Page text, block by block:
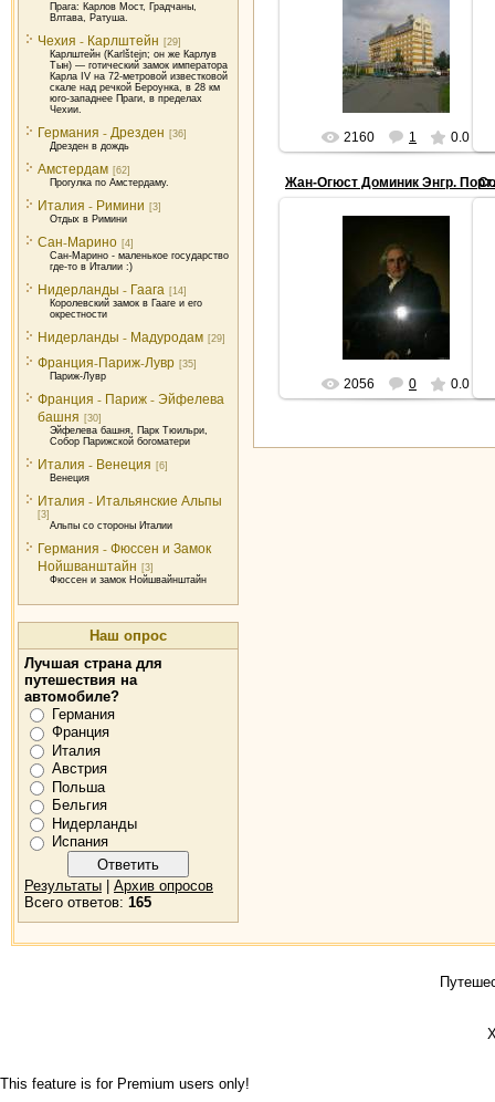
Прага: Карлов Мост, Градчаны,
Влтава, Ратуша.
Чехия - Карлштейн [29]
Карлштейн (Karlštejn; он же Карлув
Тын) — готический замок императора
Карла IV на 72-метровой известковой
скале над речкой Бероунка, в 28 км
юго-западнее Праги, в пределах
Чехии.
Германия - Дрезден [36]
Дрезден в дождь
Амстердам [62]
Прогулка по Амстердаму.
Италия - Римини [3]
Отдых в Римини
Сан-Марино [4]
Сан-Марино - маленькое государство
где-то в Италии :)
Нидерланды - Гаага [14]
Королевский замок в Гааге и его
окрестности
Нидерланды - Мадуродам [29]
Франция-Париж-Лувр [35]
Париж-Лувр
Франция - Париж - Эйфелева
башня [30]
Эйфелева башня, Парк Тюильри,
Собор Парижской богоматери
Италия - Венеция [6]
Венеция
Италия - Итальянские Альпы
[3]
Альпы со стороны Италии
Германия - Фюссен и Замок
Нойшванштайн [3]
Фюссен и замок Нойшвайнштайн
Наш опрос
Лучшая страна для
путешествия на
автомобиле?
Германия
Франция
Италия
Австрия
Польша
Бельгия
Нидерланды
Испания
Результаты
Архив опросов
Всего ответов: 165
2010-07-20
Wellness Hotel Step - в этом отеле
мы провели 3 ночи.
travel
2160 1 0.0
Жан-
2011-09-23
Живопись XIX века. Франция. Жан-
Огюст Доминик Энгр
Портрет Бертена Старшего
Энгр изобразил "М-сье Берте...
travel
2056 0 0.0
This feature is for Premium users only!